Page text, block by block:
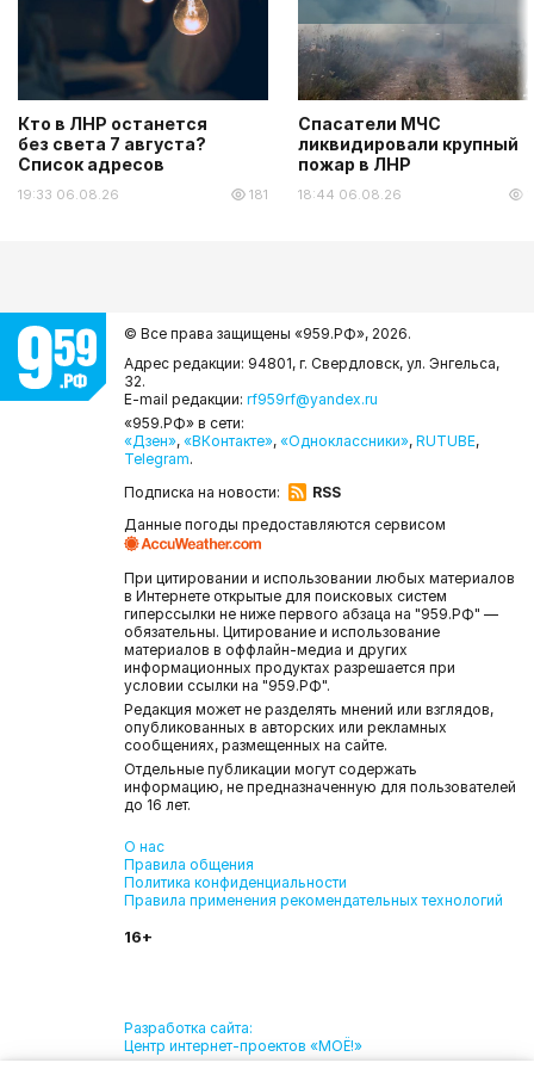
Кто в ЛНР останется
без света 7 августа?
Список адресов
19:33 06.08.26 181
Спасатели МЧС
ликвидировали крупный
пожар в ЛНР
18:44 06.08.26
© Все права защищены «959.РФ», 2026.
Адрес редакции: 94801, г. Свердловск, ул. Энгельса,
32.
E-mail редакции: rf959rf@yandex.ru
«959.РФ» в сети:
«Дзен», «ВКонтакте», «Одноклассники», RUTUBE,
Telegram.
Подписка на новости:
RSS
Данные погоды предоставляются сервисом
При цитировании и использовании любых материалов
в Интернете открытые для поисковых систем
гиперссылки не ниже первого абзаца на "959.РФ" —
обязательны. Цитирование и использование
материалов в оффлайн-медиа и других
информационных продуктах разрешается при
условии ссылки на "959.РФ".
Редакция может не разделять мнений или взглядов,
опубликованных в авторских или рекламных
сообщениях, размещенных на сайте.
Отдельные публикации могут содержать
информацию, не предназначенную для пользователей
до 16 лет.
О нас
Правила общения
Политика конфиденциальности
Правила применения рекомендательных технологий
16+
Разработка сайта:
Центр интернет-проектов «МОЁ!»